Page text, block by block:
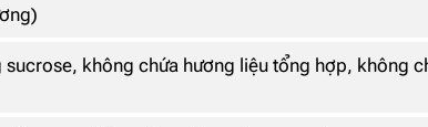
sucrose, không chứa hương liệu tổng hợp, không